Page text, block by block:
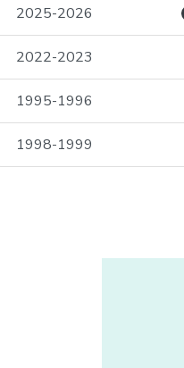
2025-2026
2022-2023
1995-1996
1998-1999